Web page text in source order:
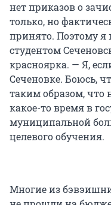
нет приказов о
только, но
принято. Поэтому я
студентом
красноярка. — Я,
Сеченовке. Боюсь,
таким образом, что
какое-то время в
муниципальной
целевого обучения.
Многие из